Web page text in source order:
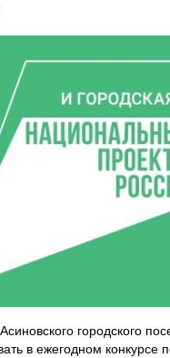
городского
в ежегодном конкурсе